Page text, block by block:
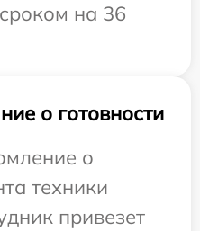
на 36
о готовности
о
техники
привезет